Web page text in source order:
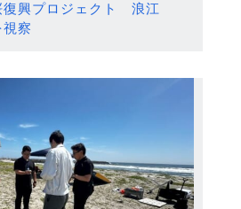
復興プロジェクト 浪江
察